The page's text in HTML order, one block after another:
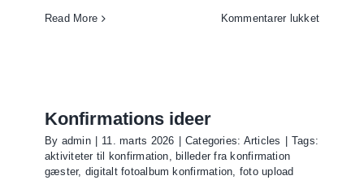
Read More Kommentarer lukkettil
Konfirmations ideer
By admin 11. marts 2026 Categories: Articles
Tags:
aktiviteter til konfirmation, billeder fra konfirmation
gæster, digitalt fotoalbum konfirmation, foto upload